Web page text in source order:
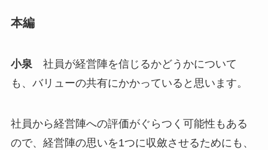
本編
小泉社員が経営陣を信じるかどうかについて
も、バリューの共有にかかっていると思います。
社員から経営陣への評価がぐらつく可能性もある
ので、経営陣の思いを1つに収斂させるためにも、